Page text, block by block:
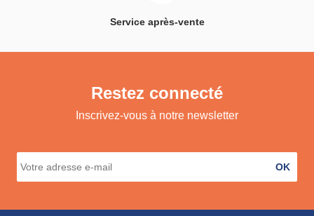
Service après-vente
Restez connecté
Inscrivez-vous à notre newsletter
OK